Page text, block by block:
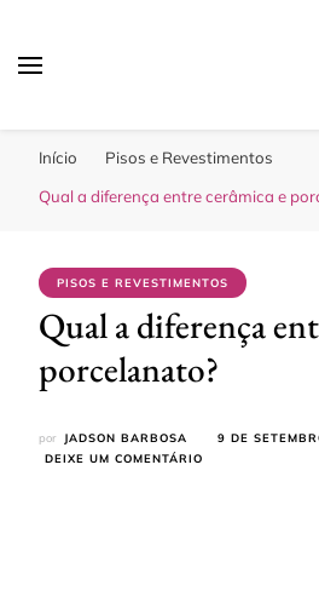
Início
Pisos e Revestimentos
Qual a diferença entre cerâmica e
PISOS E REVESTIMENTOS
Qual a diferença
porcelanato?
por JADSON BARBOSA
9 DE
DEIXE UM COMENTÁRIO